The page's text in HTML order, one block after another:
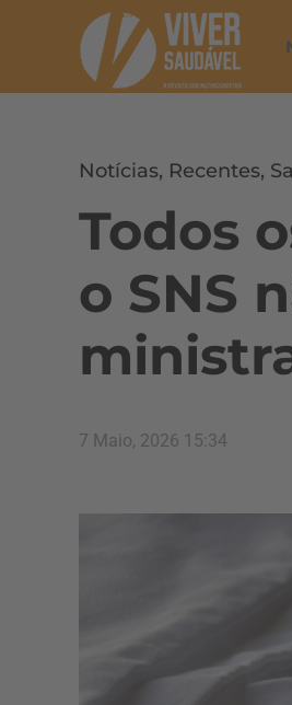
Notícias, Recentes,
Todos
o SNS
7 Maio, 2026 15:34